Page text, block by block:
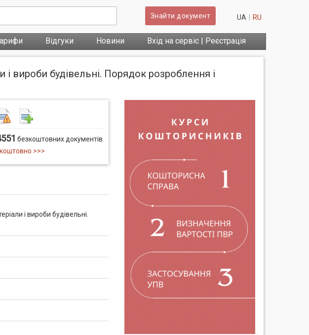
Знайти документ UA RU
Відгуки Новини Вхід на сервіс | Реєстрація
вироби будівельні. Порядок розроблення і
безкоштовних документів.
>>>
і вироби будівельні.